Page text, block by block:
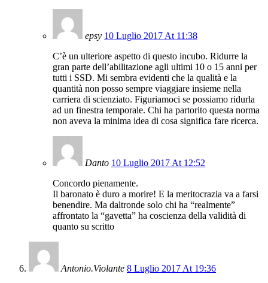
epsy 10 Luglio 2017 At 11:38
C’è un ulteriore aspetto di questo incubo. Ridurre la
gran parte dell’abilitazione agli ultimi 10 o 15 anni per
tutti i SSD. Mi sembra evidenti che la qualità e la
quantità non posso sempre viaggiare insieme nella
carriera di scienziato. Figuriamoci se possiamo ridurla
ad un finestra temporale. Chi ha partorito questa norma
non aveva la minima idea di cosa significa fare ricerca.
Danto 10 Luglio 2017 At 12:52
Concordo pienamente.
Il baronato è duro a morire! E la meritocrazia va a farsi
benendire. Ma daltronde solo chi ha “realmente”
affrontato la “gavetta” ha coscienza della validità di
quanto su scritto
Antonio.Violante 8 Luglio 2017 At 19:36